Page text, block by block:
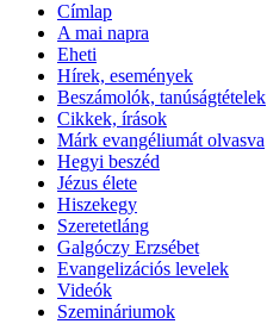
Címlap
A mai napra
Eheti
Hírek, események
Beszámolók, tanúságtételek
Cikkek, írások
Márk evangéliumát olvasva
Hegyi beszéd
Jézus élete
Hiszekegy
Szeretetláng
Galgóczy Erzsébet
Evangelizációs levelek
Videók
Szemináriumok